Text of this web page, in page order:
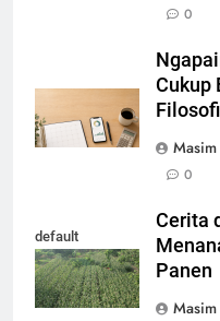
0
Cukup
0
default
Cerita
Panen